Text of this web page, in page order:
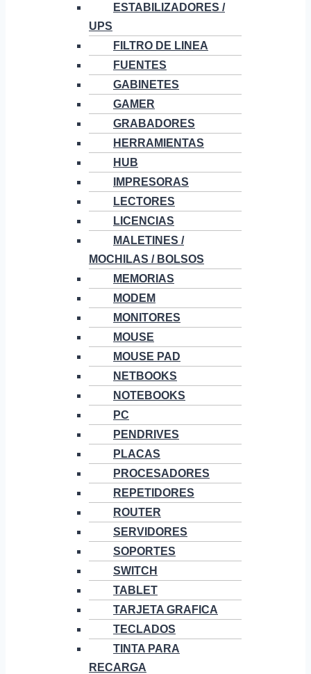
ESTABILIZADORES /
UPS
FILTRO DE LINEA
FUENTES
GABINETES
GAMER
GRABADORES
HERRAMIENTAS
HUB
IMPRESORAS
LECTORES
LICENCIAS
MALETINES /
MOCHILAS / BOLSOS
MEMORIAS
MODEM
MONITORES
MOUSE
MOUSE PAD
NETBOOKS
NOTEBOOKS
PC
PENDRIVES
PLACAS
PROCESADORES
REPETIDORES
ROUTER
SERVIDORES
SOPORTES
SWITCH
TABLET
TARJETA GRAFICA
TECLADOS
TINTA PARA
RECARGA